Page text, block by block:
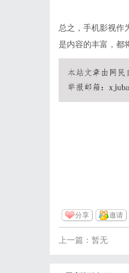
总之，手机影视作
是内容的丰富，都
分享 邀请
上一篇：暂无